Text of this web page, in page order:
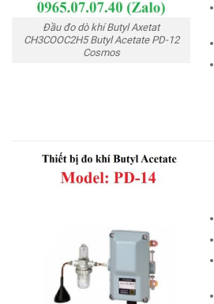
Đầu đo dò khí Butyl Axetat
CH3COOC2H5 Butyl Acetate PD-12
Cosmos